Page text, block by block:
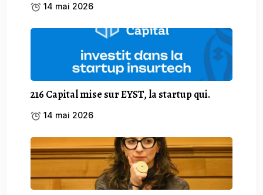
14 mai 2026
216 Capital mise sur EYST, la startup qui.
14 mai 2026